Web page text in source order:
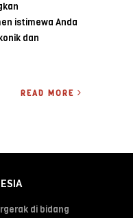
istimewa Anda
dan
READ MORE
di bidang